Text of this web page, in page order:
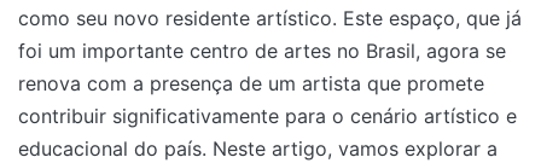
como seu novo residente artístico. Este espaço, que já
foi um importante centro de artes no Brasil, agora se
renova com a presença de um artista que promete
contribuir significativamente para o cenário artístico e
educacional do país. Neste artigo, vamos explorar a